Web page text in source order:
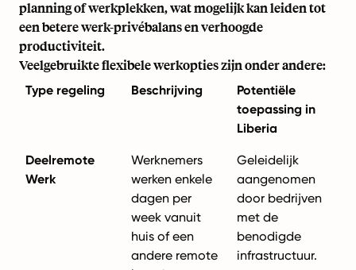
planning of werkplekken, wat mogelijk kan leiden tot
een betere werk-privébalans en verhoogde
productiviteit.
Veelgebruikte flexibele werkopties zijn onder andere:
Type regeling Beschrijving
Potentiële
toepassing in
Liberia
Deelremote
Werk
Werknemers
werken enkele
dagen per
week vanuit
huis of een
andere remote
Geleidelijk
aangenomen
door bedrijven
met de
benodigde
infrastructuur.